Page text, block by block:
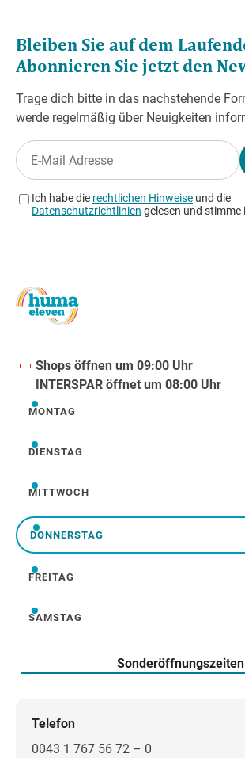
Shops öffnen um 09:00 Uhr
INTERSPAR öffnet um 08:00 Uhr
Montag
MONTAG
Dienstag
DIENSTAG
Mittwoch
MITTWOCH
Donnerstag
DONNERSTAG
Freitag
FREITAG
Samstag
SAMSTAG
Sonderöffnungszeiten
Telefon
0043 1 767 56 72 – 0